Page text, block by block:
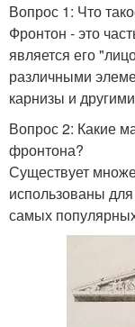
Вопрос 1: Что
Фронтон - это
является его
различными
карнизы и
Вопрос 2: Какие
фронтона?
Существует
использованы
самых